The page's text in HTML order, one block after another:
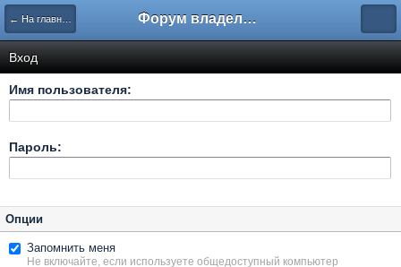
← На главную Форум владельцев интернет-магазинов
Вход
Имя пользователя:
Пароль:
Опции
Запомнить меня
Не включайте, если используете общедоступный компьютер